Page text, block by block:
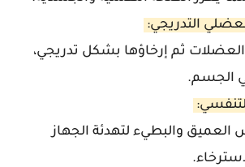
ثم إرخاؤها بشكل تدريجي،
الجسم.
العميق والبطيء لتهدئة الجهاز